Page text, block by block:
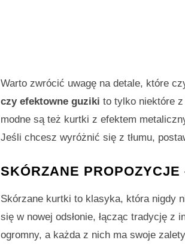
Warto zwrócić uwagę na detale, które
czy efektowne guziki to tylko niektóre
modne są też kurtki z efektem
Jeśli chcesz wyróżnić się z tłumu,
SKÓRZANE
Skórzane kurtki to klasyka, która nigdy
się w nowej odsłonie, łącząc tradycję z
ogromny, a każda z nich ma swoje